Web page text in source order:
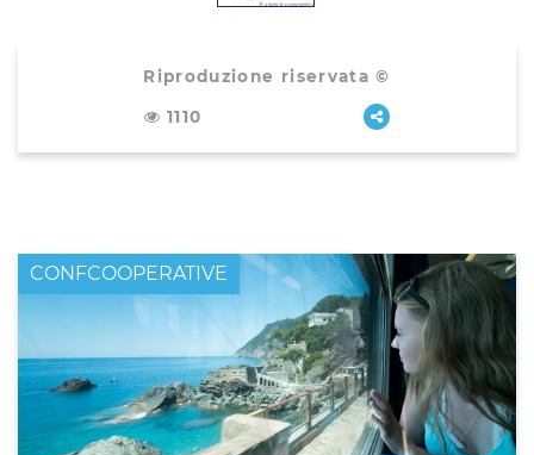
Riproduzione riservata ©
1110
CONFCOOPERATIVE